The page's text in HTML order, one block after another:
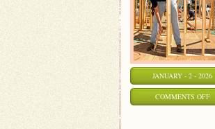
JANUARY - 2 - 2026
COMMENTS OFFON